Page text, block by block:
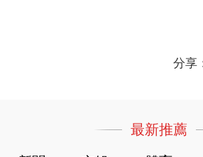
分享
最新推薦